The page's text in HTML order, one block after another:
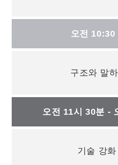
오전
구조와 말
오전 11시 30분 -
기술 강